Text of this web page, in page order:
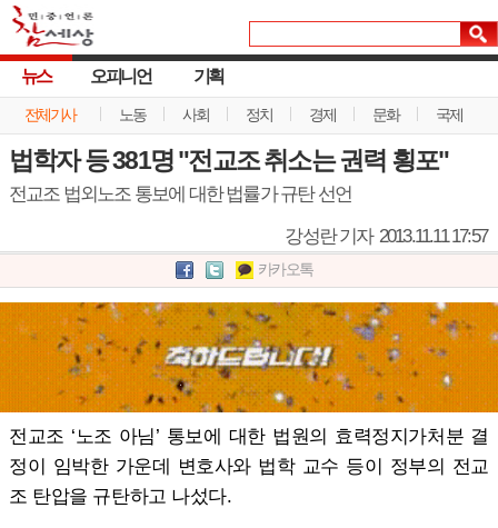
뉴스
전체기사 노동 사회 정치 경제 문화 국제
오피니언 기획
법학자 등 381명 "전교조 취소는 권력 횡포"
전교조 법외노조 통보에 대한 법률가 규탄 선언
강성란 기자 2013.11.11 17:57
카카오톡
전교조 ‘노조 아님’ 통보에 대한 법원의 효력정지가처분 결
정이 임박한 가운데 변호사와 법학 교수 등이 정부의 전교
조 탄압을 규탄하고 나섰다.